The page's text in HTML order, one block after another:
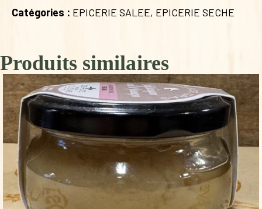
Catégories : EPICERIE SALEE, EPICERIE SECHE
Produits similaires